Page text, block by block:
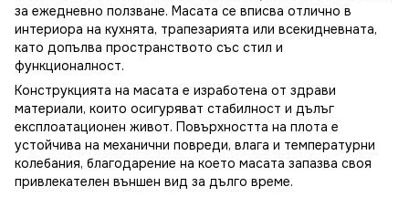
за ежедневно ползване. Масата се вписва отлично в
интериора на кухнята, трапезарията или всекидневната,
като допълва пространството със стил и
функционалност.
Конструкцията на масата е изработена от здрави
материали, които осигуряват стабилност и дълъг
експлоатационен живот. Повърхността на плота е
устойчива на механични повреди, влага и температурни
колебания, благодарение на което масата запазва своя
привлекателен външен вид за дълго време.